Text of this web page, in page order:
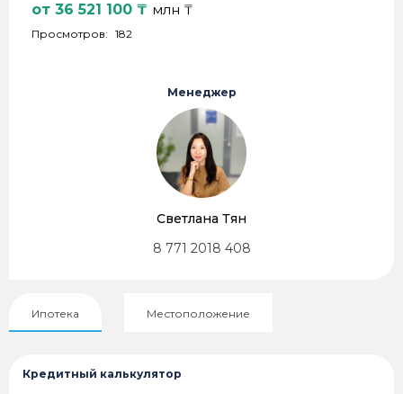
от 36 521 100 ₸ млн ₸
Просмотров: 182
Менеджер
Светлана Тян
8 771 2018 408
Ипотека Местоположение
Кредитный калькулятор